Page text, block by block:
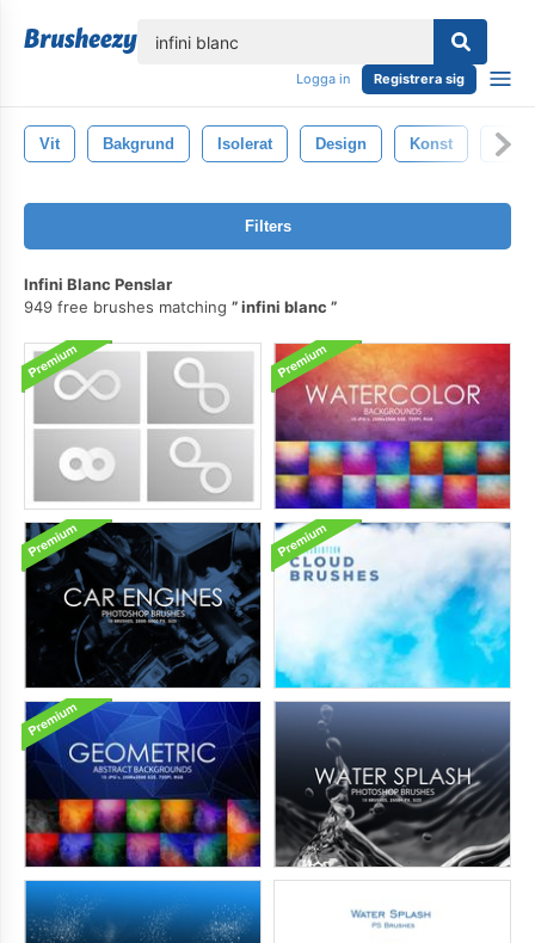
Logga in Registrera sig
Vit Bakgrund Isolerat Design Konst Stil
Filters
Infini Blanc Penslar
949 free brushes matching
infini blanc